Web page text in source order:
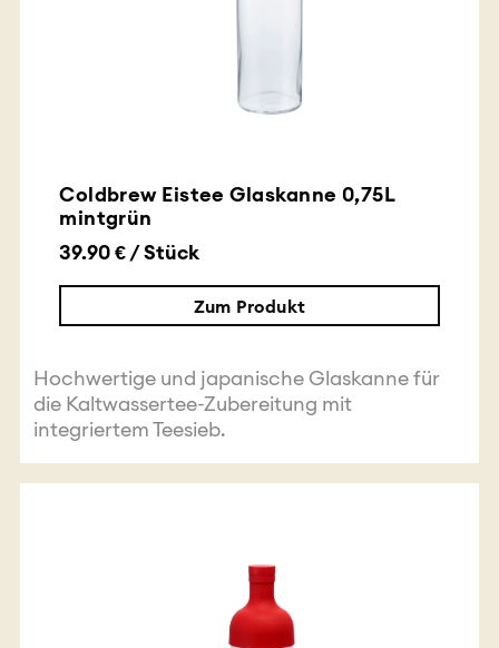
Coldbrew Eistee Glaskanne 0,75L
mintgrün
39.90 € / Stück
Zum Produkt
Hochwertige und japanische Glaskanne für
die Kaltwassertee-Zubereitung mit
integriertem Teesieb.